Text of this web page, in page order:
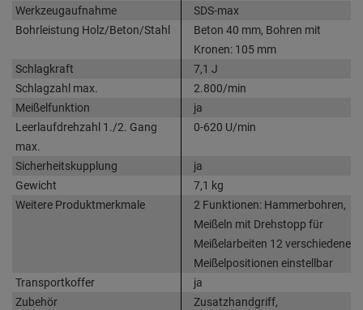
Werkzeugaufnahme
SDS-max
Bohrleistung Holz/Beton/Stahl
Beton 40 mm, Bohren mit
Kronen: 105 mm
Schlagkraft
7,1 J
Schlagzahl max.
2.800/min
Meißelfunktion
ja
Leerlaufdrehzahl 1./2. Gang
max.
0-620 U/min
Sicherheitskupplung
ja
Gewicht
7,1 kg
Weitere Produktmerkmale
2 Funktionen: Hammerbohren,
Meißeln mit Drehstopp für
Meißelarbeiten 12 verschiedene
Meißelpositionen einstellbar
Transportkoffer
ja
Zubehör
Zusatzhandgriff,